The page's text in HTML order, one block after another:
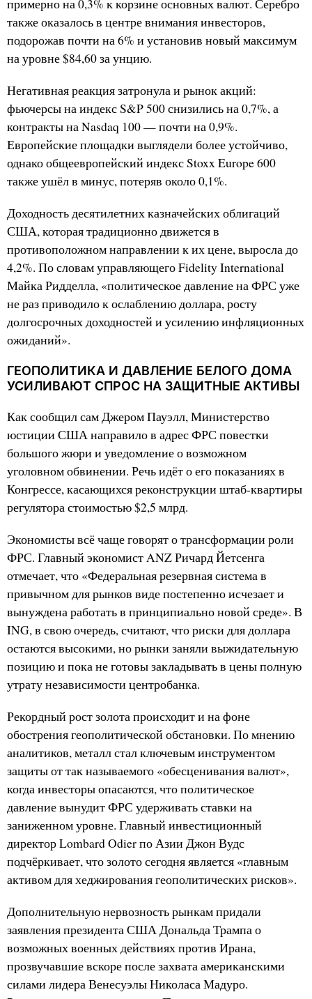
примерно на 0,3% к корзине основных валют. Серебро
также оказалось в центре внимания инвесторов,
подорожав почти на 6% и установив новый максимум
на уровне $84,60 за унцию.
Негативная реакция затронула и рынок акций:
фьючерсы на индекс S&P 500 снизились на 0,7%, а
контракты на Nasdaq 100 — почти на 0,9%.
Европейские площадки выглядели более устойчиво,
однако общеевропейский индекс Stoxx Europe 600
также ушёл в минус, потеряв около 0,1%.
Доходность десятилетних казначейских облигаций
США, которая традиционно движется в
противоположном направлении к их цене, выросла до
4,2%. По словам управляющего Fidelity International
Майка Ридделла, «политическое давление на ФРС уже
не раз приводило к ослаблению доллара, росту
долгосрочных доходностей и усилению инфляционных
ожиданий».
ГЕОПОЛИТИКА И ДАВЛЕНИЕ БЕЛОГО ДОМА
УСИЛИВАЮТ СПРОС НА ЗАЩИТНЫЕ АКТИВЫ
Как сообщил сам Джером Пауэлл, Министерство
юстиции США направило в адрес ФРС повестки
большого жюри и уведомление о возможном
уголовном обвинении. Речь идёт о его показаниях в
Конгрессе, касающихся реконструкции штаб-квартиры
регулятора стоимостью $2,5 млрд.
Экономисты всё чаще говорят о трансформации роли
ФРС. Главный экономист ANZ Ричард Йетсенга
отмечает, что «Федеральная резервная система в
привычном для рынков виде постепенно исчезает и
вынуждена работать в принципиально новой среде». В
ING, в свою очередь, считают, что риски для доллара
остаются высокими, но рынки заняли выжидательную
позицию и пока не готовы закладывать в цены полную
утрату независимости центробанка.
Рекордный рост золота происходит и на фоне
обострения геополитической обстановки. По мнению
аналитиков, металл стал ключевым инструментом
защиты от так называемого «обесценивания валют»,
когда инвесторы опасаются, что политическое
давление вынудит ФРС удерживать ставки на
заниженном уровне. Главный инвестиционный
директор Lombard Odier по Азии Джон Вудс
подчёркивает, что золото сегодня является «главным
активом для хеджирования геополитических рисков».
Дополнительную нервозность рынкам придали
заявления президента США Дональда Трампа о
возможных военных действиях против Ирана,
прозвучавшие вскоре после захвата американскими
силами лидера Венесуэлы Николаса Мадуро.